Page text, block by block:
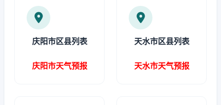
庆阳市区县列表
庆阳市天气预报
天水市区县列表
天水市天气预报